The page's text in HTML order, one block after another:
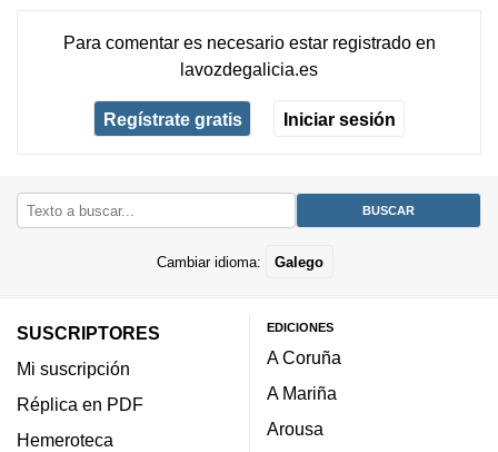
Para comentar es necesario estar registradoen
lavozdegalicia.es
Regístrate gratis Iniciar sesión
Cambiar idioma: Galego
SUSCRIPTORES
Mi suscripción
Réplica en PDF
Hemeroteca
EDICIONES
A Coruña
A Mariña
Arousa